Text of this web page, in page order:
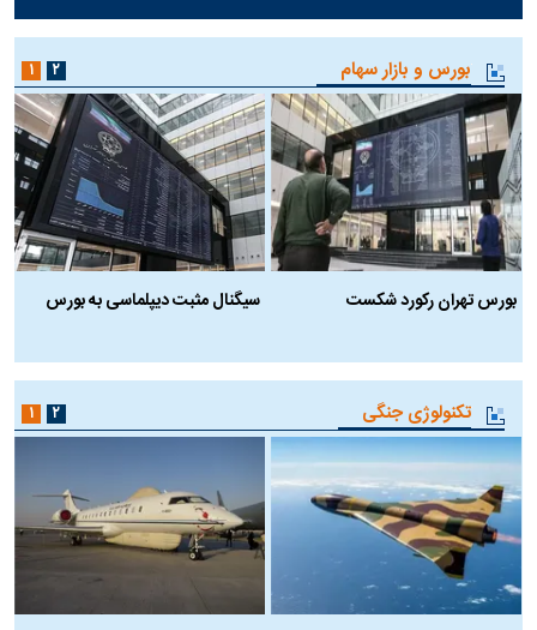
بورس و بازار سهام
بورس تهران رکورد شکست
سیگنال مثبت دیپلماسی به بورس
۱ ۲
تکنولوژی جنگی ۱ ۲